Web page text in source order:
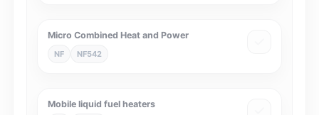
Micro Combined Heat and Power
NF NF542
Mobile liquid fuel heaters